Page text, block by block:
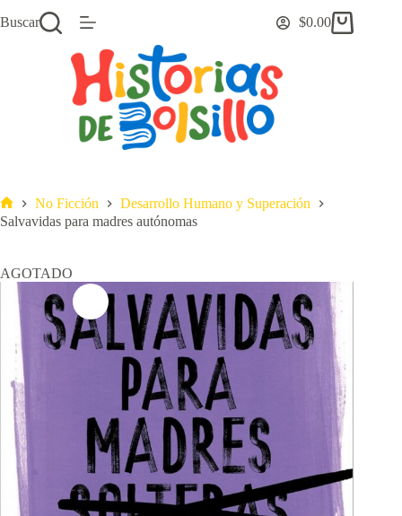
al
Buscar
Carro
$0.00
Inicio
No Ficción
Desarrollo Humano y Superación
Salvavidas para madres autónomas
AGOTADO